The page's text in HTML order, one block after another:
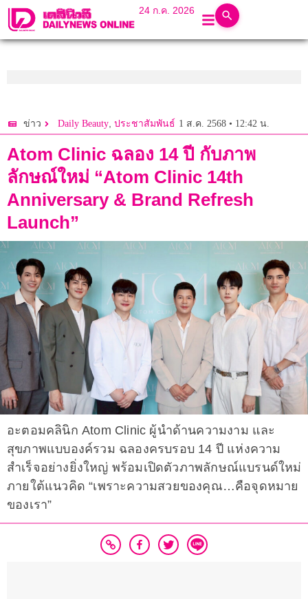
24 ก.ค. 2026
ข่าว Daily Beauty, ประชาสัมพันธ์ 1 ส.ค. 2568 • 12:42 น.
Atom Clinic ฉลอง 14 ปี กับภาพ
ลักษณ์ใหม่ “Atom Clinic 14th
Anniversary & Brand Refresh
Launch”
อะตอมคลินิก Atom Clinic ผู้นำด้านความงาม และ
สุขภาพแบบองค์รวม ฉลองครบรอบ 14 ปี แห่งความ
สำเร็จอย่างยิ่งใหญ่ พร้อมเปิดตัวภาพลักษณ์แบรนด์ใหม่
ภายใต้แนวคิด “เพราะความสวยของคุณ…คือจุดหมาย
ของเรา”